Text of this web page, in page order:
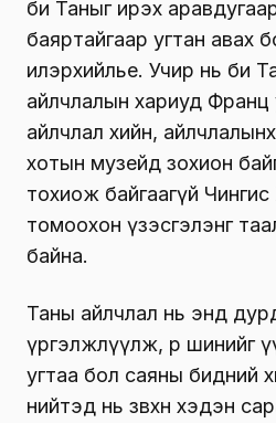
би Таныг ирэх
баяртайгаар угтан авах
илэрхийлье. Учир нь би
айлчлалын хариуд Франц
айлчлал хийн,
хотын музейд зохион
тохиож байгаагүй
томоохон үзэсгэлэнг
байна.
Таны айлчлал нь энд
үргэлжлүүлж, өөр шинийг
угтаа бол саяны бидний
нийтэд нь зөвхөн хэдэн